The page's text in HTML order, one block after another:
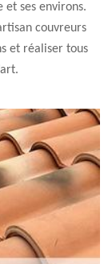
ses environs.
couvreurs
et réaliser tous